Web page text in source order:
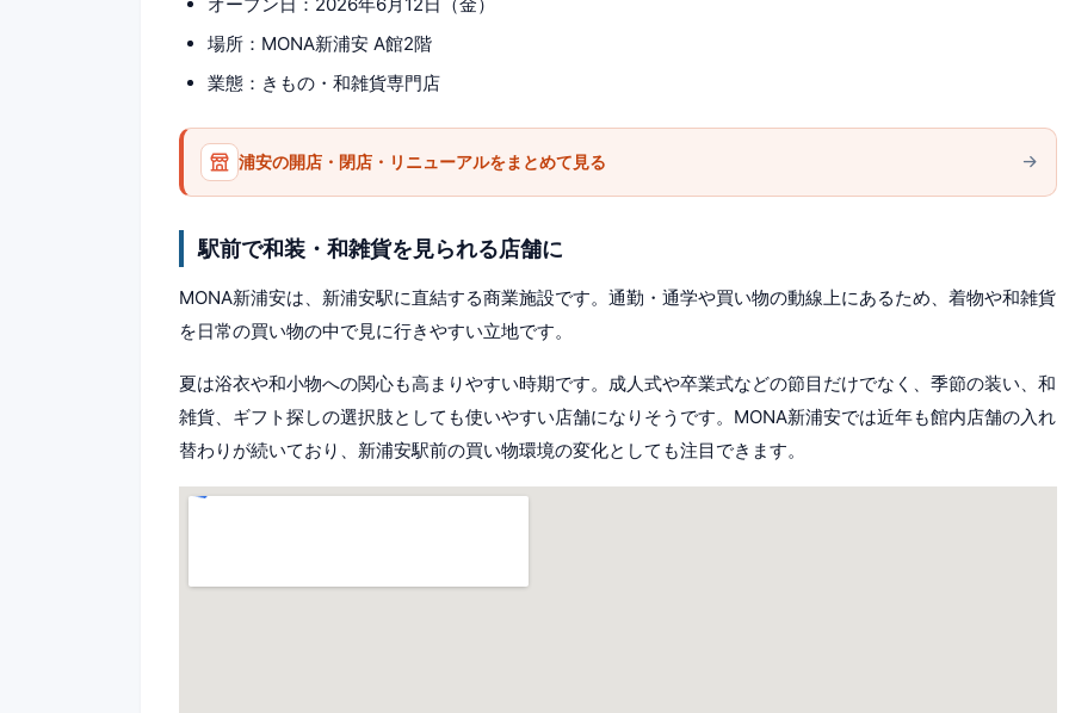
場所：MONA新浦安 A館2階
業態：きもの・和雑貨専門店
浦安の開店・閉店・リニューアルをまとめて見る
駅前で和装・和雑貨を見られる店舗に
MONA新浦安は、新浦安駅に直結する商業施設です。通勤・通学や買い物の動線上にあるため、着物や和雑貨
を日常の買い物の中で見に行きやすい立地です。
夏は浴衣や和小物への関心も高まりやすい時期です。成人式や卒業式などの節目だけでなく、季節の装い、和
雑貨、ギフト探しの選択肢としても使いやすい店舗になりそうです。MONA新浦安では近年も館内店舗の入れ
替わりが続いており、新浦安駅前の買い物環境の変化としても注目できます。